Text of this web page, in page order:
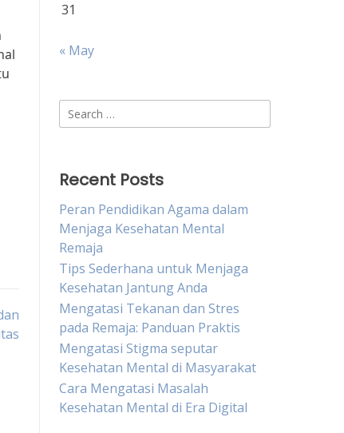
31
« May
Search
for:
Recent Posts
Peran Pendidikan Agama dalam
Menjaga Kesehatan Mental
Remaja
Tips Sederhana untuk Menjaga
Kesehatan Jantung Anda
Mengatasi Tekanan dan Stres
pada Remaja: Panduan Praktis
Mengatasi Stigma seputar
Kesehatan Mental di Masyarakat
Cara Mengatasi Masalah
Kesehatan Mental di Era Digital